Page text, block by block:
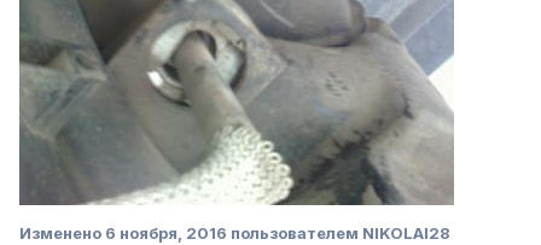
Изменено 6 ноября, 2016 пользователем NIKOLAI28